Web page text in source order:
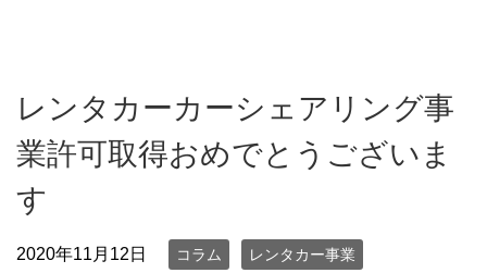
レンタカーカーシェアリング事
業許可取得おめでとうございま
す
2020年11月12日 コラム レンタカー事業